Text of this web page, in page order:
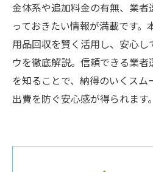
金体系や追加料金の有無、業
っておきたい情報が満載です
用品回収を賢く活用し、安心
ウを徹底解説。信頼できる業
を知ることで、納得のいくス
出費を防ぐ安心感が得られます。